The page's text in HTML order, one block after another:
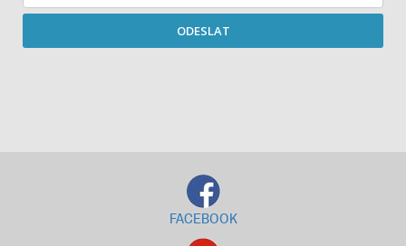
ODESLAT
FACEBOOK